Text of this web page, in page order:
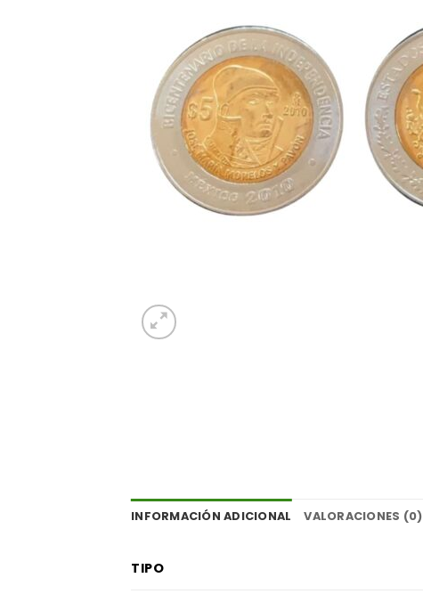
INFORMACIÓN ADICIONAL VALORACIONES (0)
TIPO